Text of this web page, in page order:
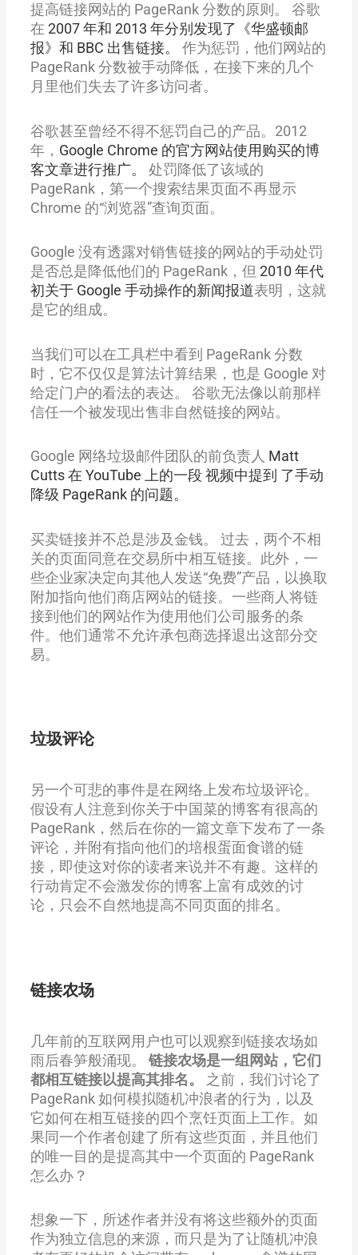
提高链接网站的 PageRank 分数的原则。
谷歌
在 2007 年和 2013 年分别发现了《华盛顿邮
报》和 BBC 出售链接。
作为惩罚，他们网站的
PageRank 分数被手动降低，在接下来的几个
月里他们失去了许多访问者。
谷歌甚至曾经不得不惩罚自己的产品。2012
年， Google Chrome 的官方网站使用购买的博
客文章进行推广。
处罚降低了该域的
PageRank，第一个搜索结果页面不再显示
Chrome 的“浏览器”查询页面。
Google 没有透露对销售链接的网站的手动处罚
是否总是降低他们的 PageRank，但 2010 年代
初关于 Google 手动操作的新闻报道表明，这就
是它的组成。
当我们可以在工具栏中看到 PageRank 分数
时， 它不仅仅是算法计算结果，也是 Google 对
给定门户的看法的表达。
谷歌无法像以前那样
信任一个被发现出售非自然链接的网站。
Google 网络垃圾邮件团队的前负责人 Matt
Cutts 在 YouTube 上的一段 视频中提到 了手动
降级 PageRank 的问题。
买卖链接并不总是涉及金钱。
过去，两个不相
关的页面同意在交易所中相互链接。此外，一
些企业家决定向其他人发送“免费”产品，以换取
附加指向他们商店网站的链接。一些商人将链
接到他们的网站作为使用他们公司服务的条
件。他们通常不允许承包商选择退出这部分交
易。
垃圾评论
另一个可悲的事件是在网络上发布垃圾评论。
假设有人注意到你关于中国菜的博客有很高的
PageRank，然后在你的一篇文章下发布了一条
评论，并附有指向他们的培根蛋面食谱的链
接，即使这对你的读者来说并不有趣。这样的
行动肯定不会激发你的博客上富有成效的讨
论，只会不自然地提高不同页面的排名。
链接农场
几年前的互联网用户也可以观察到链接农场如
雨后春笋般涌现。 链接农场是一组网站，它们
都相互链接以提高其排名。
之前，我们讨论了
PageRank 如何模拟随机冲浪者的行为，以及
它如何在相互链接的四个烹饪页面上工作。如
果同一个作者创建了所有这些页面，并且他们
的唯一目的是提高其中一个页面的 PageRank
怎么办？
想象一下，所述作者并没有将这些额外的页面
作为独立信息的来源，而只是为了让随机冲浪